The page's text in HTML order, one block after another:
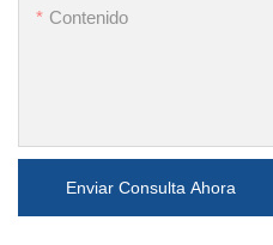
Contenido
Enviar Consulta Ahora